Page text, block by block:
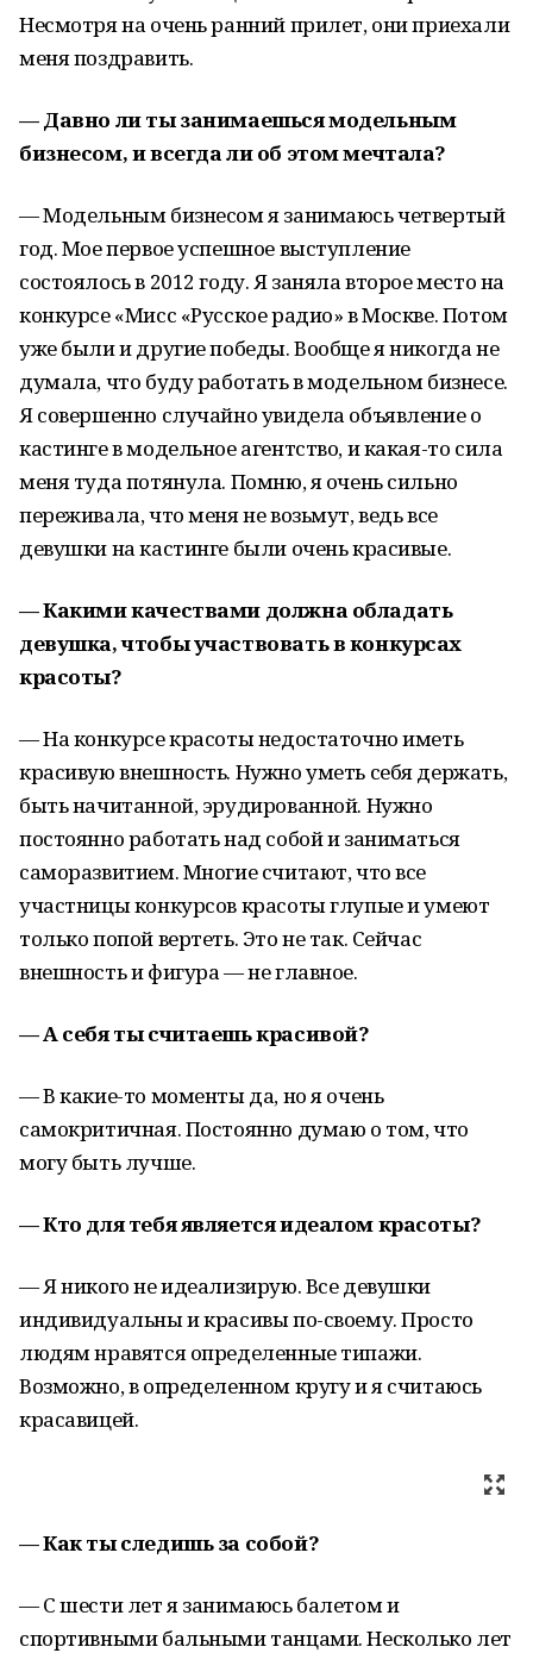
Несмотря на очень ранний прилет, они приехали
меня поздравить.
— Давно ли ты занимаешься модельным
бизнесом, и всегда ли об этом мечтала?
— Модельным бизнесом я занимаюсь четвертый
год. Мое первое успешное выступление
состоялось в 2012 году. Я заняла второе место на
конкурсе «Мисс «Русское радио» в Москве. Потом
уже были и другие победы. Вообще я никогда не
думала, что буду работать в модельном бизнесе.
Я совершенно случайно увидела объявление о
кастинге в модельное агентство, и какая-то сила
меня туда потянула. Помню, я очень сильно
переживала, что меня не возьмут, ведь все
девушки на кастинге были очень красивые.
— Какими качествами должна обладать
девушка, чтобы участвовать в конкурсах
красоты?
— На конкурсе красоты недостаточно иметь
красивую внешность. Нужно уметь себя держать,
быть начитанной, эрудированной. Нужно
постоянно работать над собой и заниматься
саморазвитием. Многие считают, что все
участницы конкурсов красоты глупые и умеют
только попой вертеть. Это не так. Сейчас
внешность и фигура — не главное.
— А себя ты считаешь красивой?
— В какие-то моменты да, но я очень
самокритичная. Постоянно думаю о том, что
могу быть лучше.
— Кто для тебя является идеалом красоты?
— Я никого не идеализирую. Все девушки
индивидуальны и красивы по-своему. Просто
людям нравятся определенные типажи.
Возможно, в определенном кругу и я считаюсь
красавицей.
— Как ты следишь за собой?
— С шести лет я занимаюсь балетом и
спортивными бальными танцами. Несколько лет